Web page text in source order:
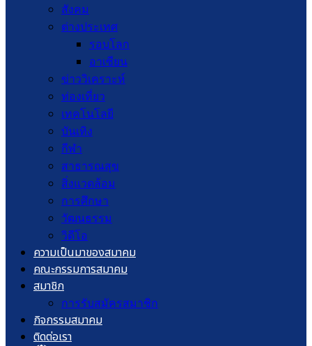
สังคม
ต่างประเทศ
รอบโลก
อาเซียน
ข่าววิเคราะห์
ท่องเที่ยว
เทคโนโลยี
บันเทิง
กีฬา
สาธารณสุข
สิ่งแวดล้อม
การศึกษา
วัฒนธรรม
วิดีโอ
ความเป็นมาของสมาคม
คณะกรรมการสมาคม
สมาชิก
การรับสมัครสมาชิก
กิจกรรมสมาคม
ติดต่อเรา